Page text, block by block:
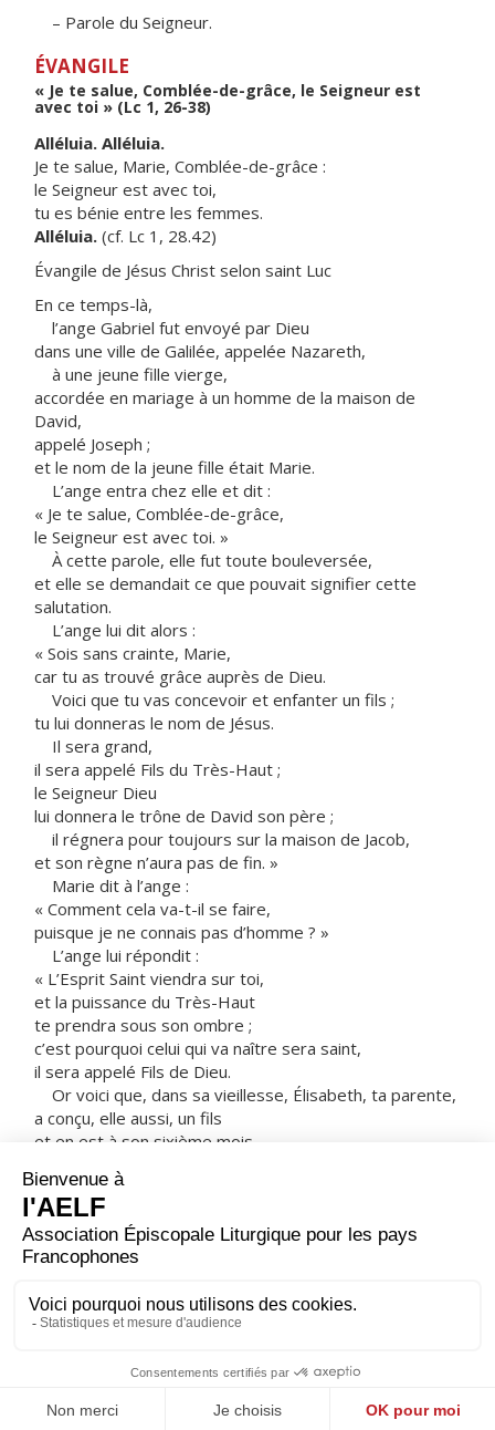
– Parole du Seigneur.
ÉVANGILE
« Je te salue, Comblée-de-grâce, le Seigneur est
avec toi » (Lc 1, 26-38)
Alléluia. Alléluia.
Je te salue, Marie, Comblée-de-grâce :
le Seigneur est avec toi,
tu es bénie entre les femmes.
Alléluia. (cf. Lc 1, 28.42)
Évangile de Jésus Christ selon saint Luc
En ce temps-là,
l’ange Gabriel fut envoyé par Dieu
dans une ville de Galilée, appelée Nazareth,
à une jeune fille vierge,
accordée en mariage à un homme de la maison de
David,
appelé Joseph ;
et le nom de la jeune fille était Marie.
L’ange entra chez elle et dit :
« Je te salue, Comblée-de-grâce,
le Seigneur est avec toi. »
À cette parole, elle fut toute bouleversée,
et elle se demandait ce que pouvait signifier cette
salutation.
L’ange lui dit alors :
« Sois sans crainte, Marie,
car tu as trouvé grâce auprès de Dieu.
Voici que tu vas concevoir et enfanter un fils ;
tu lui donneras le nom de Jésus.
Il sera grand,
il sera appelé Fils du Très-Haut ;
le Seigneur Dieu
lui donnera le trône de David son père ;
il régnera pour toujours sur la maison de Jacob,
et son règne n’aura pas de fin. »
Marie dit à l’ange :
« Comment cela va-t-il se faire,
puisque je ne connais pas d’homme ? »
L’ange lui répondit :
« L’Esprit Saint viendra sur toi,
et la puissance du Très-Haut
te prendra sous son ombre ;
c’est pourquoi celui qui va naître sera saint,
il sera appelé Fils de Dieu.
Or voici que, dans sa vieillesse, Élisabeth, ta parente,
a conçu, elle aussi, un fils
et en est à son sixième mois,
Car rien n’est impossible à Dieu. »
Marie dit alors :
« Voici la servante du Seigneur ;
que tout m’advienne selon ta parole. »
Alors l’ange la quitta.
– Acclamons la Parole de Dieu.